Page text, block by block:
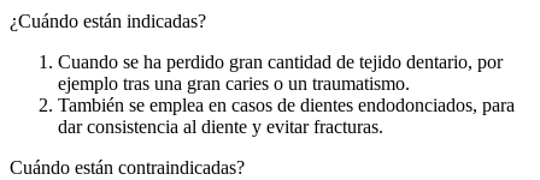
¿Cuándo están indicadas?
Cuando se ha perdido gran cantidad de tejido dentario, por
ejemplo tras una gran caries o un traumatismo.
También se emplea en casos de dientes endodonciados, para
dar consistencia al diente y evitar fracturas.
Cuándo están contraindicadas?